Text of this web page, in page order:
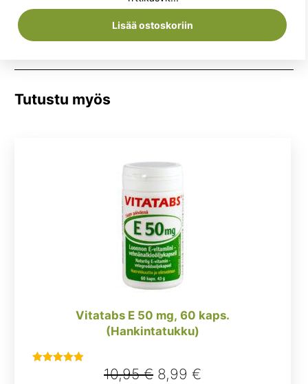
7,50 €.6,90 €.
Lisää ostoskoriin
Tutustu myös
Vitatabs E 50 mg, 60 kaps.
(Hankintatukku)
10,95€ Alkuperäinen
8,99 €Nykyinen